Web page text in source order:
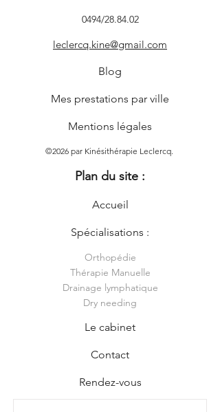
0494/28.84.02
leclercq.kine@gmail.com
Blog
Mes prestations par ville
Mentions légales
©2026 par Kinésithérapie Leclercq.
Plan du site :
Accueil
Spécialisations :
Orthopédie
Thérapie Manuelle
Drainage lymphatique
Dry needing
Le cabinet
Contact
Rendez-vous